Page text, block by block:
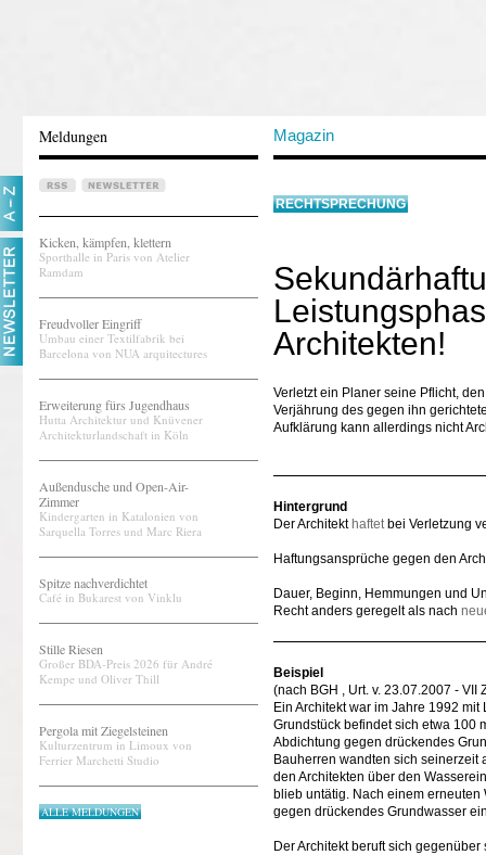
Meldungen Magazin
Kicken, kämpfen, klettern
Sporthalle in Paris von Atelier
Ramdam
Freudvoller Eingriff
Umbau einer Textilfabrik bei
Barcelona von NUA arquitectures
Erweiterung fürs Jugendhaus
Hutta Architektur und Knüvener
Architekturlandschaft in Köln
Außendusche und Open-Air-
Zimmer
Kindergarten in Katalonien von
Sarquella Torres und Marc Riera
Spitze nachverdichtet
Café in Bukarest von Vinklu
Stille Riesen
Großer BDA-Preis 2026 für André
Kempe und Oliver Thill
Pergola mit Ziegelsteinen
Kulturzentrum in Limoux von
Ferrier Marchetti Studio
ALLE MELDUNGEN
RECHTSPRECHUNG
Architekten!
Verletzt ein Planer seine Pflicht,
Verjährung des gegen ihn
Aufklärung kann allerdings nicht
Hintergrund
Der Architekt haftetbei Verletzung
Haftungsansprüche gegen den
Dauer, Beginn, Hemmungen und
Recht anders geregelt als nach
Beispiel
(nach BGH , Urt. v. 23.07.2007 - VII
Ein Architekt war im Jahre 1992
Grundstück befindet sich etwa 100
Abdichtung gegen drückendes
Bauherren wandten sich seinerzeit
den Architekten über den
blieb untätig. Nach einem
gegen drückendes Grundwasser
Der Architekt beruft sich